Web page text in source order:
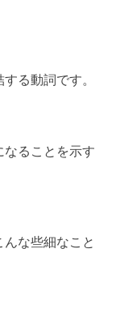
る動詞です。
なることを示す
んな些細なこと